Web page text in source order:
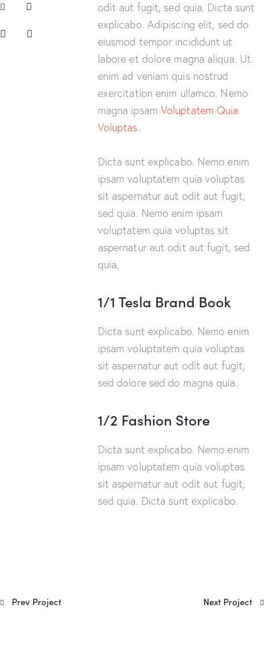
odit aut fugit, sed quia. Dicta sunt
explicabo. Adipiscing elit, sed do
eiusmod tempor incididunt ut
labore et dolore magna aliqua. Ut
enim ad veniam quis nostrud
exercitation enim ullamco. Nemo
magna ipsam Voluptatem Quia
Voluptas.
Dicta sunt explicabo. Nemo enim
ipsam voluptatem quia voluptas
sit aspernatur aut odit aut fugit,
sed quia. Nemo enim ipsam
voluptatem quia voluptas sit
aspernatur aut odit aut fugit, sed
quia.
1/1 Tesla Brand Book
Dicta sunt explicabo. Nemo enim
ipsam voluptatem quia voluptas
sit aspernatur aut odit aut fugit,
sed dolore sed do magna quia.
1/2 Fashion Store
Dicta sunt explicabo. Nemo enim
ipsam voluptatem quia voluptas
sit aspernatur aut odit aut fugit,
sed quia. Dicta sunt explicabo.
Beitragsnavigation
Prev Project Next Project